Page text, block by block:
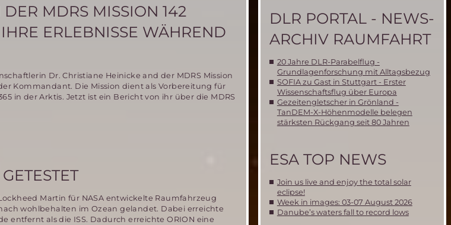
MDRS MISSION 142
ERLEBNISSE WÄHREND
Dr. Christiane Heinicke and der MDRS Mission
Kommandant. Die Mission dient als Vorbereitung für
in der Arktis. Jetzt ist ein Bericht von ihr über die MDRS
Martin für NASA entwickelte Raumfahrzeug
wohlbehalten im Ozean gelandet. Dabei erreichte
entfernt als die ISS. Dadurch erreichte ORION eine
DLR PORTAL - NEWS-
ARCHIV RAUMFAHRT
20 Jahre DLR-Parabelflug -
Grundlagenforschung mit Alltagsbezug
SOFIA zu Gast in Stuttgart - Erster
Wissenschaftsflug über Europa
Gezeitengletscher in Grönland -
TanDEM-X-Höhenmodelle belegen
stärksten Rückgang seit 80 Jahren
ESA TOP NEWS
Join us live and enjoy the total solar
eclipse!
Week in images: 03-07 August 2026
Danube’s waters fall to record lows